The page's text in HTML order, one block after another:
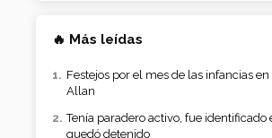
🔥 Más leídas
Festejos por el mes de las infancias
Allan
Tenía paradero activo, fue identificado
quedó detenido